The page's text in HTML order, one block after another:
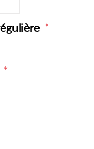
*
*